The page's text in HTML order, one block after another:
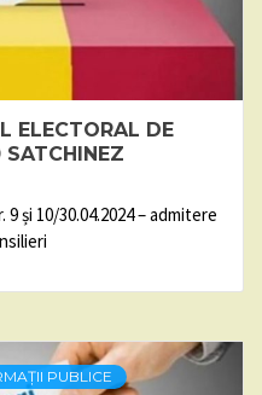
ELECTORAL DE
SATCHINEZ
și 10/30.04.2024 – admitere
PUBLICE